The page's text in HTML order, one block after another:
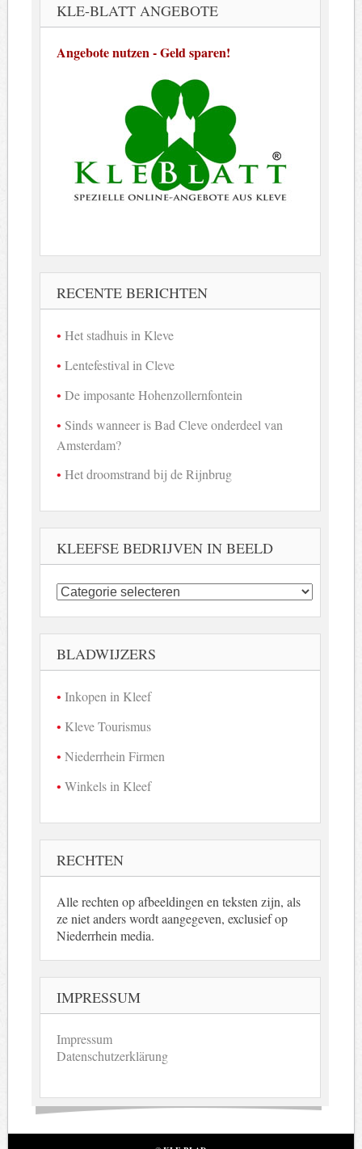
KLE-BLATT ANGEBOTE
Angebote nutzen - Geld sparen!
RECENTE BERICHTEN
Het stadhuis in Kleve
Lentefestival in Cleve
De imposante Hohenzollernfontein
Sinds wanneer is Bad Cleve onderdeel van
Amsterdam?
Het droomstrand bij de Rijnbrug
KLEEFSE BEDRIJVEN IN BEELD
Kleefse
bedrijven
beeld
BLADWIJZERS
Inkopen in Kleef
Kleve Tourismus
Niederrhein Firmen
Winkels in Kleef
RECHTEN
Alle rechten op afbeeldingen en teksten zijn, als
ze niet anders wordt aangegeven, exclusief op
Niederrhein media.
IMPRESSUM
Impressum
Datenschutzerklärung